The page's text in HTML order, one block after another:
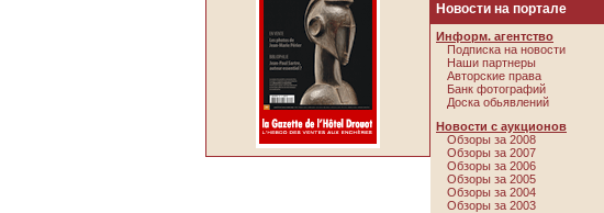
Новости на портале
Информ. агентство
Подписка на новости
Наши партнеры
Авторские права
Банк фотографий
Доска обьявлений
Новости с аукционов
Обзоры за 2008
Обзоры за 2007
Обзоры за 2006
Обзоры за 2005
Обзоры за 2004
Обзоры за 2003